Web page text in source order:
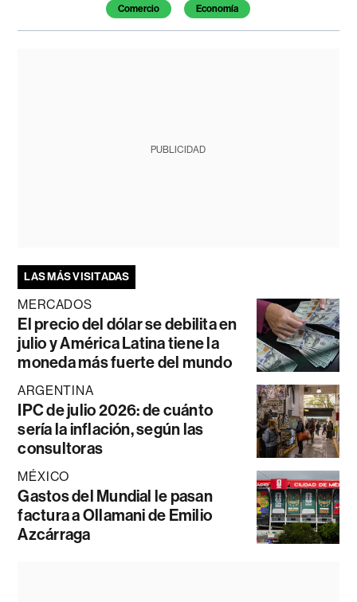
Comercio Economía
PUBLICIDAD
LAS MÁS VISITADAS
MERCADOS
El precio del dólar se debilita en
julio y América Latina tiene la
moneda más fuerte del mundo
ARGENTINA
IPC de julio 2026: de cuánto
sería la inflación, según las
consultoras
MÉXICO
Gastos del Mundial le pasan
factura a Ollamani de Emilio
Azcárraga